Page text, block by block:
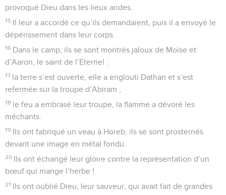
provoqué Dieu dans les lieux arides.
15 Il leur a accordé ce qu’ils demandaient, puis il a envoyé le
dépérissement dans leur corps.
16 Dans le camp, ils se sont montrés jaloux de Moïse et
d’Aaron, le saint de l’Eternel :
17 la terre s’est ouverte, elle a englouti Dathan et s’est
refermée sur la troupe d’Abiram ;
18 le feu a embrasé leur troupe, la flamme a dévoré les
méchants.
19 Ils ont fabriqué un veau à Horeb, ils se sont prosternés
devant une image en métal fondu.
20 Ils ont échangé leur gloire contre la représentation d’un
bœuf qui mange l’herbe !
21 Ils ont oublié Dieu, leur sauveur, qui avait fait de grandes